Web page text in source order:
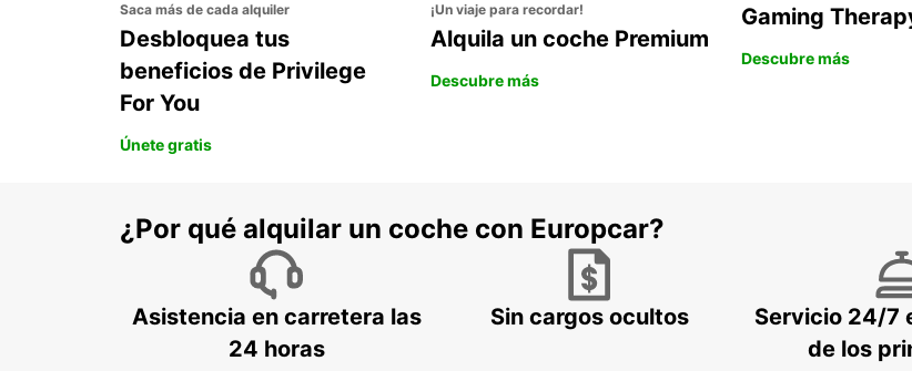
Saca más de cada alquiler
Desbloquea tus
beneficios de Privilege
For You
Únete gratis
¡Un viaje para recordar!
Alquila un coche Premium
Descubre más
Gaming
Descubre más
¿Por qué alquilar un coche con Europcar?
Asistencia en carretera las
24 horas
Sin cargos ocultos
Servicio 24/7
de los